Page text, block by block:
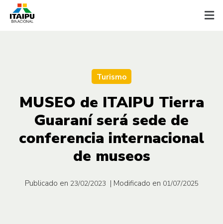
Turismo
MUSEO de ITAIPU Tierra
Guaraní será sede de
conferencia internacional
de museos
Publicado en 23/02/2023 | Modificado en 01/07/2025